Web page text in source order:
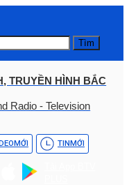
Tìm
TRUYỀN HÌNH BẮC
Radio - Television
MỚI TINMỚI